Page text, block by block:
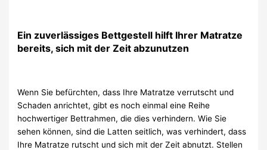
Ein zuverlässiges Bettgestell hilft Ihrer Matratze
bereits, sich mit der Zeit abzunutzen
Wenn Sie befürchten, dass Ihre Matratze verrutscht und
Schaden anrichtet, gibt es noch einmal eine Reihe
hochwertiger Bettrahmen, die dies verhindern. Wie Sie
sehen können, sind die Latten seitlich, was verhindert, dass
Ihre Matratze rutscht und sich mit der Zeit abnutzt. Stellen